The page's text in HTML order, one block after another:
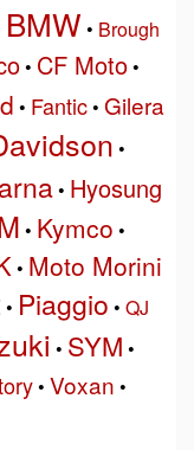
BMW • Brough
• CF Moto•
• Fantic• Gilera
•
• Hyosung
• Kymco •
• Moto Morini
• Piaggio • QJ
• SYM •
• Voxan •